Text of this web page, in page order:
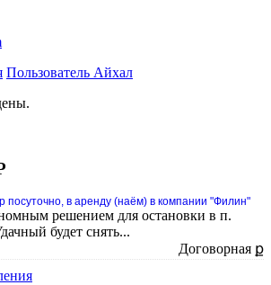
Пользователь Айхал
посуточно, в аренду (наём) в компании "Филин"
решением для остановки в п.
будет снять...
Договорная ք